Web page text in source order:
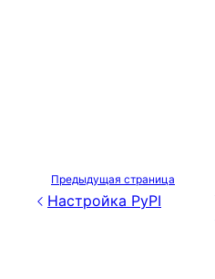
Предыдущая страница
Настройка PyPI